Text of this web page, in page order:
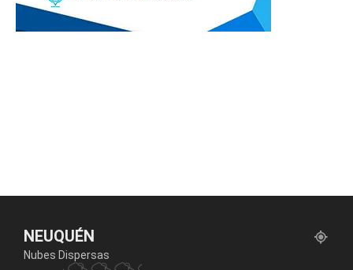
NEUQUÉN
Nubes Dispersas